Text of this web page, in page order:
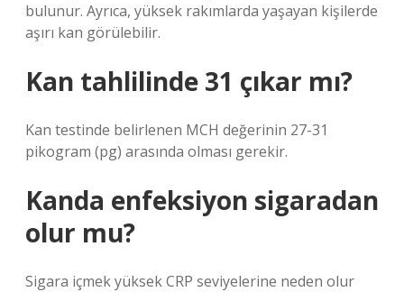
bulunur. Ayrıca, yüksek rakımlarda yaşayan kişilerde
aşırı kan görülebilir.
Kan tahlilinde 31 çıkar mı?
Kan testinde belirlenen MCH değerinin 27-31
pikogram (pg) arasında olması gerekir.
Kanda enfeksiyon sigaradan
olur mu?
Sigara içmek yüksek CRP seviyelerine neden olur